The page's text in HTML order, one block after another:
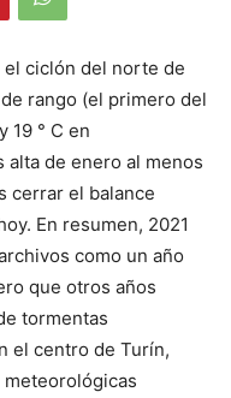
ciclón del norte de
rango (el primero del
19 ° C en
alta de enero al menos
cerrar el balance
En resumen, 2021
como un año
que otros años
tormentas
el centro de Turín,